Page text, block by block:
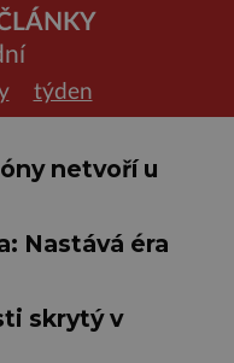
týden
netvoří u
Nastává éra
skrytý v